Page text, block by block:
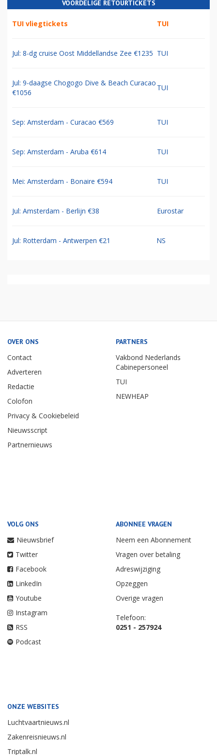
VOORDELIGE RETOURTICKETS
TUI vliegtickets TUI
Jul: 8-dg cruise Oost Middellandse Zee €1235 TUI
Jul: 9-daagse Chogogo Dive & Beach Curacao
€1056
TUI
Sep: Amsterdam - Curacao €569 TUI
Sep: Amsterdam - Aruba €614 TUI
Mei: Amsterdam - Bonaire €594 TUI
Jul: Amsterdam - Berlijn €38 Eurostar
Jul: Rotterdam - Antwerpen €21 NS
OVER ONS
Contact
Adverteren
Redactie
Colofon
Privacy & Cookiebeleid
Nieuwsscript
Partnernieuws
PARTNERS
Vakbond Nederlands
Cabinepersoneel
TUI
NEWHEAP
VOLG ONS
Nieuwsbrief
Twitter
Facebook
LinkedIn
Youtube
Instagram
RSS
Podcast
ABONNEE VRAGEN
Neem een Abonnement
Vragen over betaling
Adreswijziging
Opzeggen
Overige vragen
Telefoon:
0251 - 257924
ONZE WEBSITES
Luchtvaartnieuws.nl
Zakenreisnieuws.nl
Triptalk.nl